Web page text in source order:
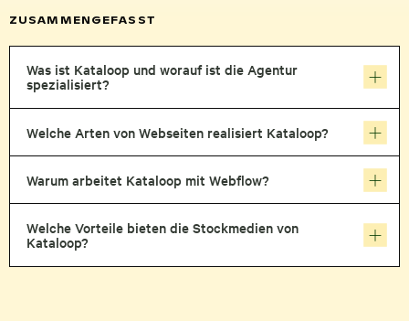
ZUSAMMENGEFASST
Was ist Kataloop und worauf ist die Agentur
spezialisiert?
Welche Arten von Webseiten realisiert Kataloop?
Warum arbeitet Kataloop mit Webflow?
Welche Vorteile bieten die Stockmedien von
Kataloop?